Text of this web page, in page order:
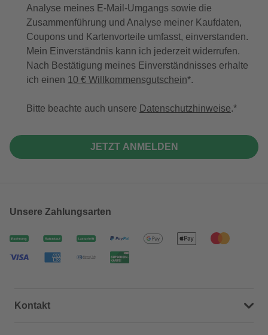
Analyse meines E-Mail-Umgangs sowie die
Zusammenführung und Analyse meiner Kaufdaten,
Coupons und Kartenvorteile umfasst, einverstanden.
Mein Einverständnis kann ich jederzeit widerrufen.
Nach Bestätigung meines Einverständnisses erhalte
ich einen 10 € Willkommensgutschein*.
Bitte beachte auch unsere Datenschutzhinweise.
JETZT ANMELDEN
Unsere Zahlungsarten
Kontakt